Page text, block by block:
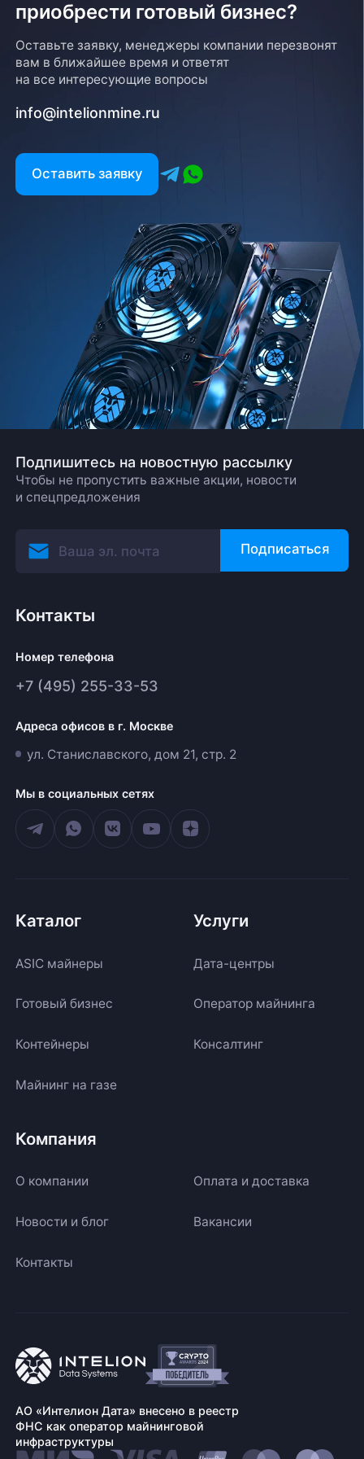
Для того, чтобы оформить возврат товара, клиенту
необходимо связаться с менеджером, который
в соответствии с регламентом Компании после
Есть вопрос?
Заполните форму и мы свяжемся с вами в
Заказать звонок
приобрести готовый бизнес?
Оставьте заявку, менеджеры компании перезвонят
вам в ближайшее время и ответят
на все интересующие вопросы
info@intelionmine.ru
Оставить заявку
Подпишитесь на новостную рассылку
Чтобы не пропустить важные акции, новости
и спецпредложения
Подписаться
Контакты
Номер телефона
+7 (495) 255-33-53
Адреса офисов в г. Москве
ул. Станиславского, дом 21, стр. 2
Мы в социальных сетях
Каталог
ASIC майнеры
Готовый бизнес
Контейнеры
Майнинг на газе
Услуги
Дата-центры
Оператор майнинга
Консалтинг
Компания
О компании Оплата и доставка
Новости и блог Вакансии
Контакты
АО «Интелион Дата» внесено в реестр
ФНС как оператор майнинговой
инфраструктуры